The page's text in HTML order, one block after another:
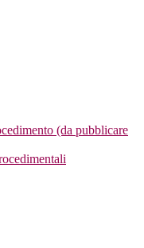
(da pubblicare